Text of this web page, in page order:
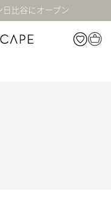
比谷にオープン